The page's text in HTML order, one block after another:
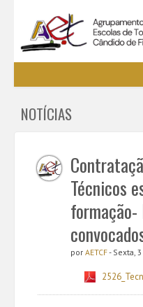
EE / Alunos
Cursos Profissionais
Bibliotecas
Media AETCF
Legislação
Utilizador não identificado. (
NOTÍCIAS
Técnicos
por AETCF- Sexta,